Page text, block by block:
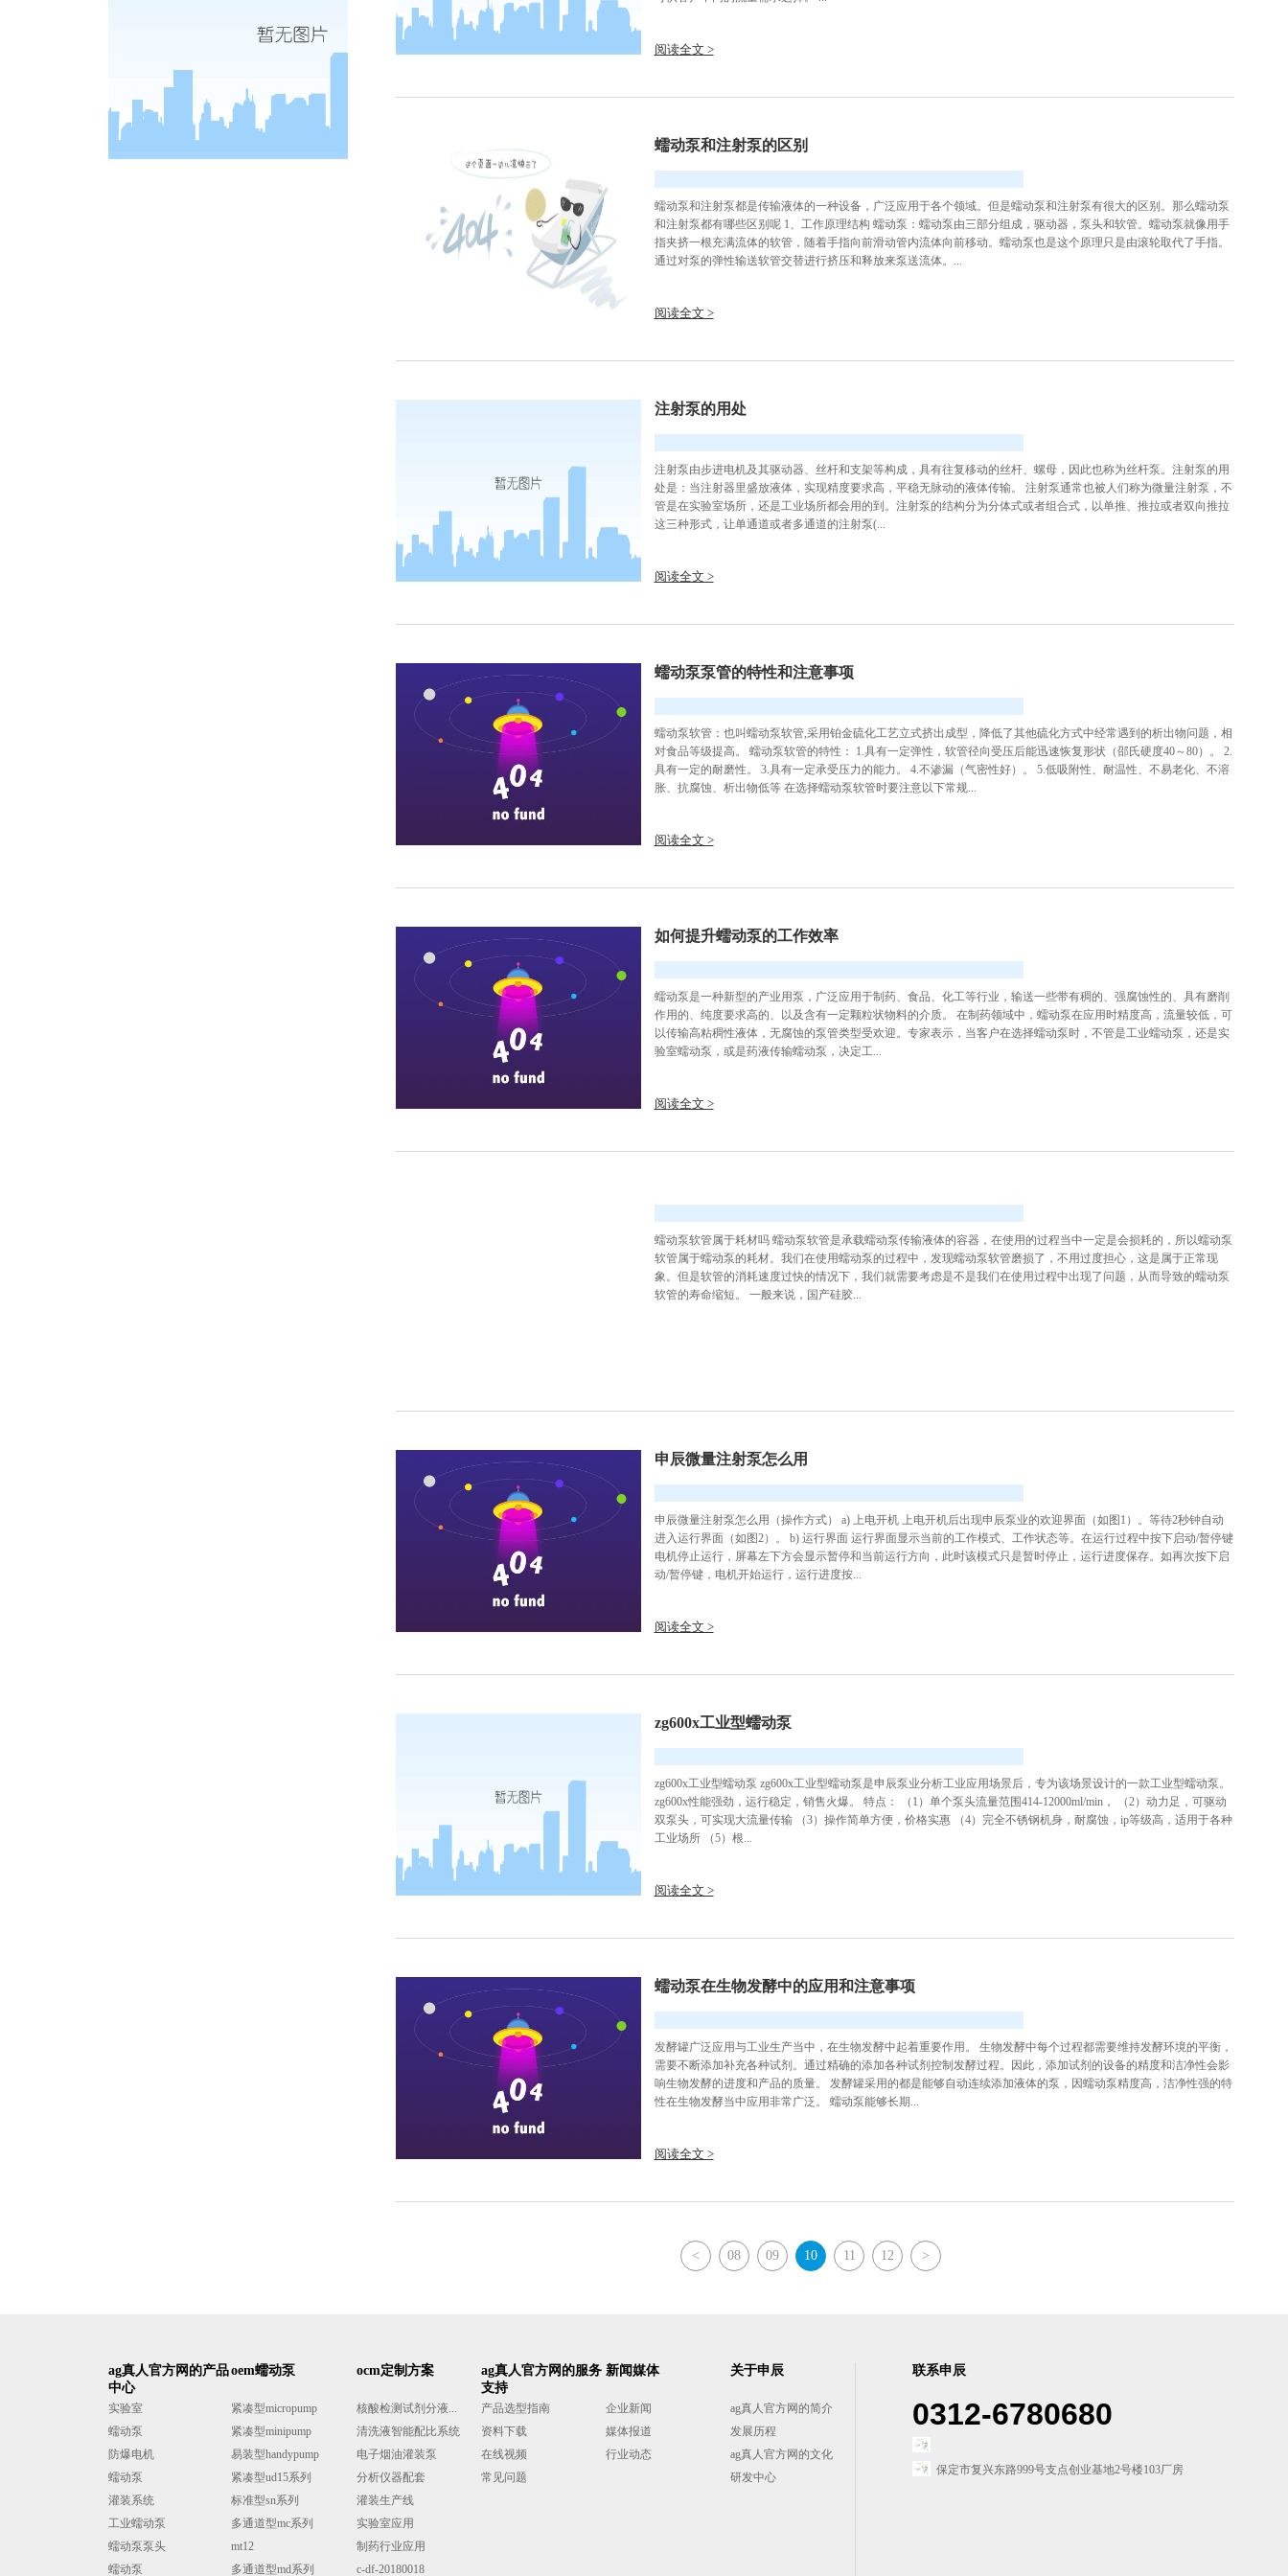
阅读全文 >
蠕动泵和注射泵的区别
蠕动泵和注射泵都是传输液体的一种设备，广泛应用于各个领域。但是蠕动泵和注射泵有很大的区别。那么蠕动泵
和注射泵都有哪些区别呢 1、工作原理结构 蠕动泵：蠕动泵由三部分组成，驱动器，泵头和软管。蠕动泵就像用手
指夹挤一根充满流体的软管，随着手指向前滑动管内流体向前移动。蠕动泵也是这个原理只是由滚轮取代了手指。
通过对泵的弹性输送软管交替进行挤压和释放来泵送流体。...
阅读全文 >
注射泵的用处
注射泵由步进电机及其驱动器、丝杆和支架等构成，具有往复移动的丝杆、螺母，因此也称为丝杆泵。注射泵的用
处是：当注射器里盛放液体，实现精度要求高，平稳无脉动的液体传输。 注射泵通常也被人们称为微量注射泵，不
管是在实验室场所，还是工业场所都会用的到。注射泵的结构分为分体式或者组合式，以单推、推拉或者双向推拉
这三种形式，让单通道或者多通道的注射泵(...
阅读全文 >
蠕动泵泵管的特性和注意事项
蠕动泵软管：也叫蠕动泵软管,采用铂金硫化工艺立式挤出成型，降低了其他硫化方式中经常遇到的析出物问题，相
对食品等级提高。 蠕动泵软管的特性： 1.具有一定弹性，软管径向受压后能迅速恢复形状（邵氏硬度40～80）。 2.
具有一定的耐磨性。 3.具有一定承受压力的能力。 4.不渗漏（气密性好）。 5.低吸附性、耐温性、不易老化、不溶
胀、抗腐蚀、析出物低等 在选择蠕动泵软管时要注意以下常规...
阅读全文 >
如何提升蠕动泵的工作效率
蠕动泵是一种新型的产业用泵，广泛应用于制药、食品、化工等行业，输送一些带有稠的、强腐蚀性的、具有磨削
作用的、纯度要求高的、以及含有一定颗粒状物料的介质。 在制药领域中，蠕动泵在应用时精度高，流量较低，可
以传输高粘稠性液体，无腐蚀的泵管类型受欢迎。专家表示，当客户在选择蠕动泵时，不管是工业蠕动泵，还是实
验室蠕动泵，或是药液传输蠕动泵，决定工...
阅读全文 >
蠕动泵软管属于耗材吗 蠕动泵软管是承载蠕动泵传输液体的容器，在使用的过程当中一定是会损耗的，所以蠕动泵
软管属于蠕动泵的耗材。我们在使用蠕动泵的过程中，发现蠕动泵软管磨损了，不用过度担心，这是属于正常现
象。但是软管的消耗速度过快的情况下，我们就需要考虑是不是我们在使用过程中出现了问题，从而导致的蠕动泵
软管的寿命缩短。 一般来说，国产硅胶...
申辰微量注射泵怎么用
申辰微量注射泵怎么用（操作方式） a) 上电开机 上电开机后出现申辰泵业的欢迎界面（如图1）。等待2秒钟自动
进入运行界面（如图2）。 b) 运行界面 运行界面显示当前的工作模式、工作状态等。在运行过程中按下启动/暂停键
电机停止运行，屏幕左下方会显示暂停和当前运行方向，此时该模式只是暂时停止，运行进度保存。如再次按下启
动/暂停键，电机开始运行，运行进度按...
阅读全文 >
zg600x工业型蠕动泵
zg600x工业型蠕动泵 zg600x工业型蠕动泵是申辰泵业分析工业应用场景后，专为该场景设计的一款工业型蠕动泵。
zg600x性能强劲，运行稳定，销售火爆。 特点： （1）单个泵头流量范围414-12000ml/min， （2）动力足，可驱动
双泵头，可实现大流量传输 （3）操作简单方便，价格实惠 （4）完全不锈钢机身，耐腐蚀，ip等级高，适用于各种
工业场所 （5）根...
阅读全文 >
蠕动泵在生物发酵中的应用和注意事项
发酵罐广泛应用与工业生产当中，在生物发酵中起着重要作用。 生物发酵中每个过程都需要维持发酵环境的平衡，
需要不断添加补充各种试剂。通过精确的添加各种试剂控制发酵过程。因此，添加试剂的设备的精度和洁净性会影
响生物发酵的进度和产品的质量。 发酵罐采用的都是能够自动连续添加液体的泵，因蠕动泵精度高，洁净性强的特
性在生物发酵当中应用非常广泛。 蠕动泵能够长期...
阅读全文 >
< 08 09 10 11 12 >
ag真人官方网的产品
中心
oem蠕动泵 ocm定制方案
ag真人官方网的服务
支持
新闻媒体 关于申辰 联系申辰
实验室
蠕动泵
防爆电机
蠕动泵
灌装系统
工业蠕动泵
蠕动泵泵头
蠕动泵
紧凑型micropump
紧凑型minipump
易装型handypump
紧凑型ud15系列
标准型sn系列
多通道型mc系列
mt12
多通道型md系列
核酸检测试剂分液...
清洗液智能配比系统
电子烟油灌装泵
分析仪器配套
灌装生产线
实验室应用
制药行业应用
c-df-20180018
产品选型指南
资料下载
在线视频
常见问题
企业新闻
媒体报道
行业动态
ag真人官方网的简介
发展历程
ag真人官方网的文化
研发中心
0312-6780680
保定市复兴东路999号支点创业基地2号楼103厂房